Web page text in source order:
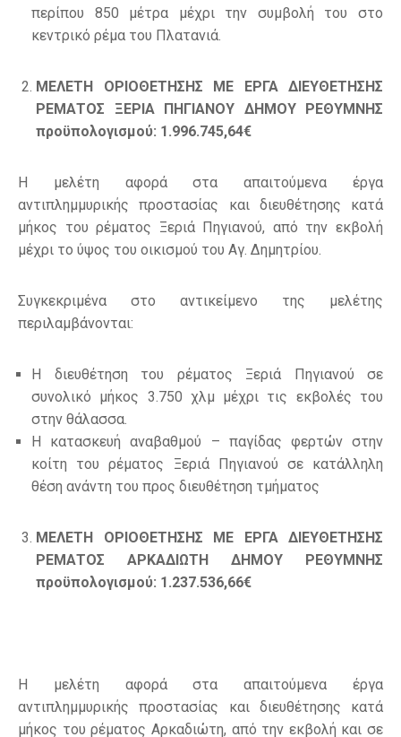
περίπου 850 μέτρα μέχρι την συμβολή του στο
κεντρικό ρέμα του Πλατανιά.
ΜΕΛΕΤΗ ΟΡΙΟΘΕΤΗΣΗΣ ΜΕ ΕΡΓΑ ΔΙΕΥΘΕΤΗΣΗΣ
ΡΕΜΑΤΟΣ ΞΕΡΙΑ ΠΗΓΙΑΝΟΥ ΔΗΜΟΥ ΡΕΘΥΜΝΗΣ
προϋπολογισμού: 1.996.745,64€
H μελέτη αφορά στα απαιτούμενα έργα
αντιπλημμυρικής προστασίας και διευθέτησης κατά
μήκος του ρέματος Ξεριά Πηγιανού, από την εκβολή
μέχρι το ύψος του οικισμού του Αγ. Δημητρίου.
Συγκεκριμένα στο αντικείμενο της μελέτης
περιλαμβάνονται:
Η διευθέτηση του ρέματος Ξεριά Πηγιανού σε
συνολικό μήκος 3.750 χλμ μέχρι τις εκβολές του
στην θάλασσα.
Η κατασκευή αναβαθμού – παγίδας φερτών στην
κοίτη του ρέματος Ξεριά Πηγιανού σε κατάλληλη
θέση ανάντη του προς διευθέτηση τμήματος
ΜΕΛΕΤΗ ΟΡΙΟΘΕΤΗΣΗΣ ΜΕ ΕΡΓΑ ΔΙΕΥΘΕΤΗΣΗΣ
ΡΕΜΑΤΟΣ ΑΡΚΑΔΙΩΤΗ ΔΗΜΟΥ ΡΕΘΥΜΝΗΣ
προϋπολογισμού: 1.237.536,66€
H μελέτη αφορά στα απαιτούμενα έργα
αντιπλημμυρικής προστασίας και διευθέτησης κατά
μήκος του ρέματος Αρκαδιώτη, από την εκβολή και σε